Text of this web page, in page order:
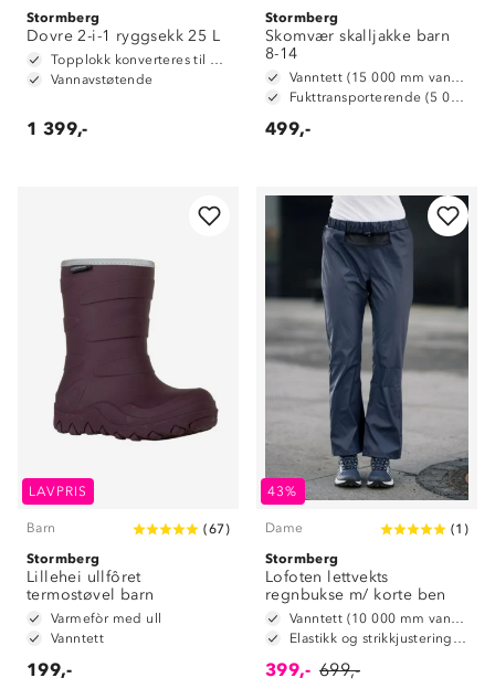
Stormberg
Dovre 2-i-1 ryggsekk 25 L
Topplokk konverteres til hoftebelte
Vannavstøtende
1 399,-
Stormberg
Skomvær skalljakke barn
8-14
Vanntett (15 000 mm vannsøyle)
Fukttransporterende (5 000 g/ m2/ 24t)
499,-
LAVPRIS
Barn (67)
Stormberg
Lillehei ullfôret
termostøvel barn
Varmefòr med ull
Vanntett
199,-
43%
Dame (1 )
Stormberg
Lofoten lettvekts
regnbukse m/ korte ben
Vanntett (10 000 mm vannsøyle)
Elastikk og strikkjustering i livet
399,- 699,-